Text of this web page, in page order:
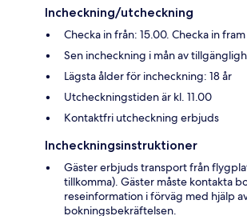
Incheckning/utcheckning
Checka in från: 15.00. Checka in
Sen incheckning i mån av
Lägsta ålder för incheckning: 18 år
Utcheckningstiden är kl. 11.00
Kontaktfri utcheckning erbjuds
Incheckningsinstruktioner
Gäster erbjuds transport från
tillkomma). Gäster måste kontakta
reseinformation i förväg med hjälp
bokningsbekräftelsen.